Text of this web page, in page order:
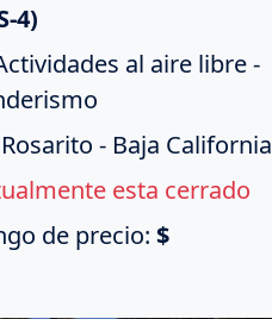
4)
al aire libre -
Rosarito - Baja California
esta cerrado
de precio: $